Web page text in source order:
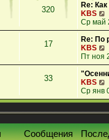
т
к
с
у
с
320
Re:
KBS
т
к
с
Ср май
17
Re: По
KBS
т
с
Пт ноя
33
KBS
т
Ср янв
Сообщения